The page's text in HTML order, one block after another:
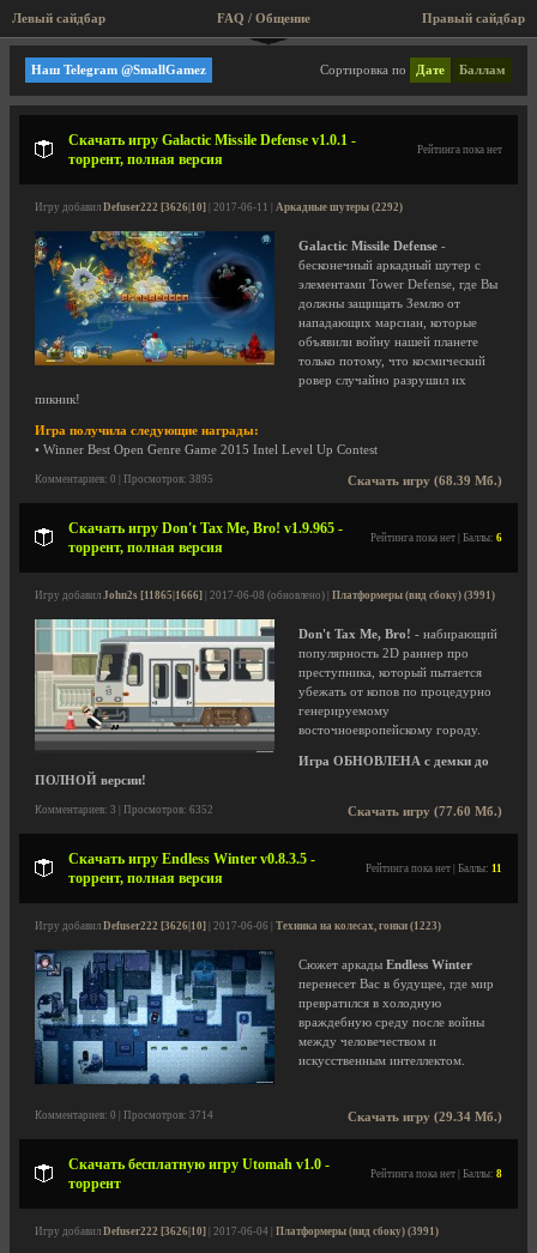
Левый сайдбар FAQ / Общение
Аркады
Сортировка по Дате Баллам
Наш Telegram @SmallGamez
Скачать игру Galactic Missile Defense v1.0.1 -
торрент, полная версия
Рейтинга пока нет
Игру добавил Defuser222 [3626|10] | 2017-06-11 | Аркадные шутеры (2292)
Galactic Missile Defense -
бесконечный аркадный шутер с
элементами Tower Defense, где Вы
должны защищать Землю от
нападающих марсиан, которые
объявили войну нашей планете
только потому, что космический
ровер случайно разрушил их
пикник!
Игра получила следующие награды:
• Winner Best Open Genre Game 2015 Intel Level Up Contest
Скачать игру (68.39 Мб.)
Комментариев: 0 | Просмотров: 3895
Скачать игру Don't Tax Me, Bro! v1.9.965 -
торрент, полная версия
Рейтинга пока нет | Баллы: 6
Игру добавил John2s [11865|1666] | 2017-06-08 (обновлено) | Платформеры (вид сбоку) (3991)
Don't Tax Me, Bro! - набирающий
популярность 2D раннер про
преступника, который пытается
убежать от копов по процедурно
генерируемому
восточноевропейскому городу.
Игра ОБНОВЛЕНА с демки до
ПОЛНОЙ версии!
Скачать игру (77.60 Мб.)
Комментариев: 3 | Просмотров: 6352
Скачать игру Endless Winter v0.8.3.5 -
торрент, полная версия
Рейтинга пока нет | Баллы: 11
Игру добавил Defuser222 [3626|10] | 2017-06-06 | Техника на колесах, гонки (1223)
Сюжет аркады Endless Winter
перенесет Вас в будущее, где мир
превратился в холодную
враждебную среду после войны
между человечеством и
искусственным интеллектом.
Скачать игру (29.34 Мб.)
Комментариев: 0 | Просмотров: 3714
Скачать бесплатную игру Utomah v1.0 -
торрент
Рейтинга пока нет | Баллы: 8
Игру добавил Defuser222 [3626|10] | 2017-06-04 | Платформеры (вид сбоку) (3991)